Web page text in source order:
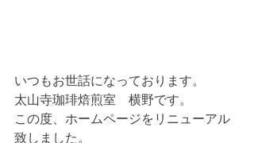
いつもお世話になっております。
太山寺珈琲焙煎室　横野です。
この度、ホームページをリニューアル
致しました。